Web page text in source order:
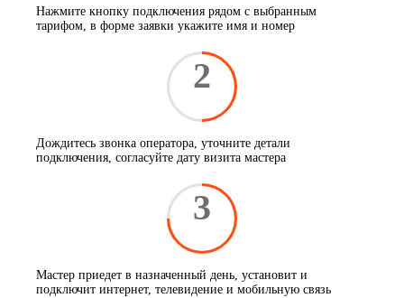
Нажмите кнопку подключения рядом с выбранным
тарифом, в форме заявки укажите имя и номер
2
Дождитесь звонка оператора, уточните детали
подключения, согласуйте дату визита мастера
3
Мастер приедет в назначенный день, установит и
подключит интернет, телевидение и мобильную связь